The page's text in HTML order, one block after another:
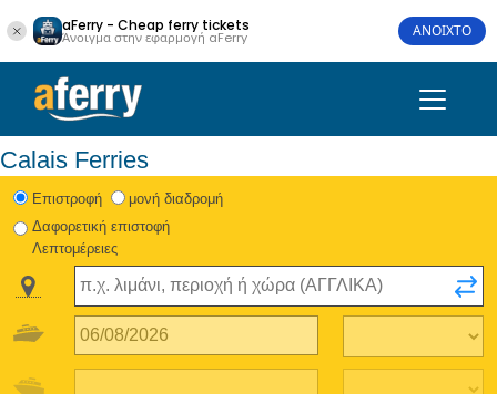
aFerry - Cheap ferry tickets
Άνοιγμα στην εφαρμογή aFerry ΑΝΟΙΧΤΟ
Calais Ferries
Eπιστροφή
μονή διαδρομή
Δαφορετική επιστοφή
Λεπτομέρειες